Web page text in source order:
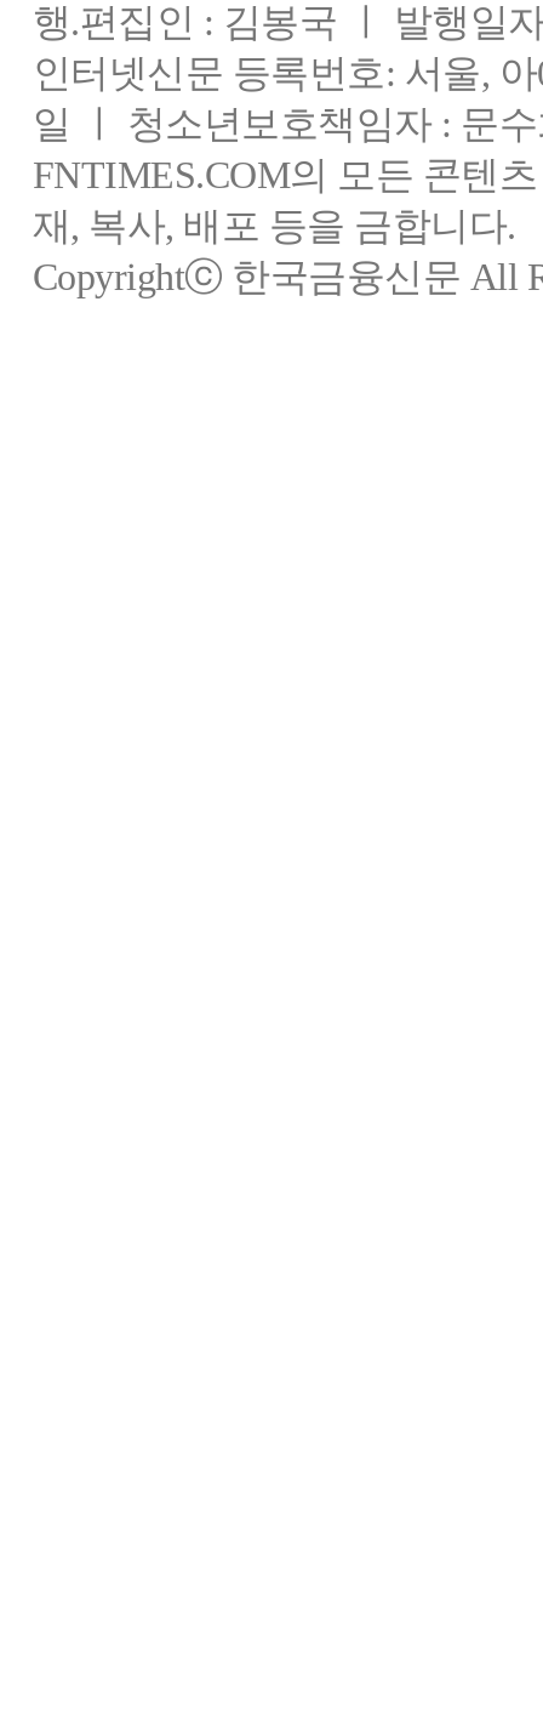
행.편집인 : 김봉국 ㅣ 발행일
인터넷신문 등록번호: 서울,
일 ㅣ 청소년보호책임자 : 문
FNTIMES.COM의 모든 콘텐
재, 복사, 배포 등을 금합니다.
Copyrightⓒ 한국금융신문 All